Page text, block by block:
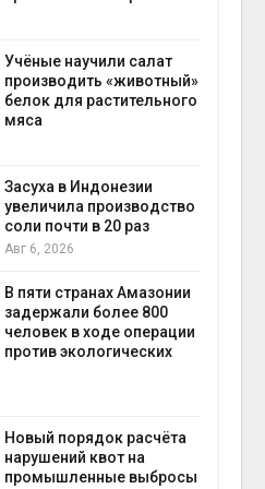
Учёные научили салат
производить «животный»
белок для растительного
мяса
Засуха в Индонезии
увеличила производство
соли почти в 20 раз
Авг 6, 2026
В пяти странах Амазонии
задержали более 800
человек в ходе операции
против экологических
Новый порядок расчёта
нарушений квот на
промышленные выбросы